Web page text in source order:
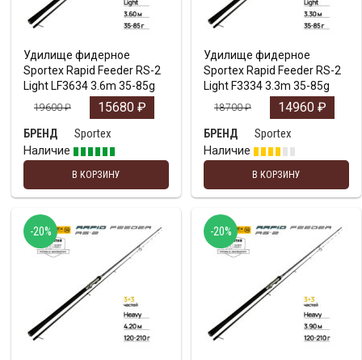
Удилище фидерное
Sportex Rapid Feeder RS-2
Light LF3634 3.6m 35-85g
19600₽ 15680 ₽
БРЕНД
Sportex
Наличие
В КОРЗИНУ
Удилище фидерное
Sportex Rapid Feeder RS-2
Light F3334 3.3m 35-85g
18700₽ 14960 ₽
БРЕНД
Sportex
Наличие
В КОРЗИНУ
-20% -20%